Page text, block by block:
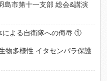
島市第十一支部 総会&講演
による自衛隊への侮辱 ①
物多様性 イタセンパラ保護